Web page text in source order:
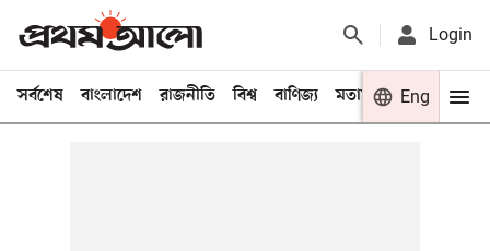
Login
সর্বশেষ বাংলাদেশ রাজনীতি বিশ্ব বাণিজ্য মতামত খেলা
Eng